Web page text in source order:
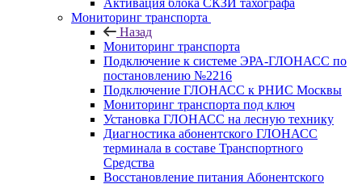
Активация блока СКЗИ тахографа
Мониторинг транспорта
Назад
Мониторинг транспорта
Подключение к системе ЭРА-ГЛОНАСС по
постановлению №2216
Подключение ГЛОНАСС к РНИС Москвы
Мониторинг транспорта под ключ
Установка ГЛОНАСС на лесную технику
Диагностика абонентского ГЛОНАСС
терминала в составе Транспортного
Средства
Восстановление питания Абонентского